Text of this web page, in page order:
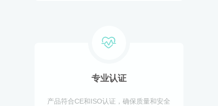
专业认证
产品符合CE和ISO认证，确保质量和安全